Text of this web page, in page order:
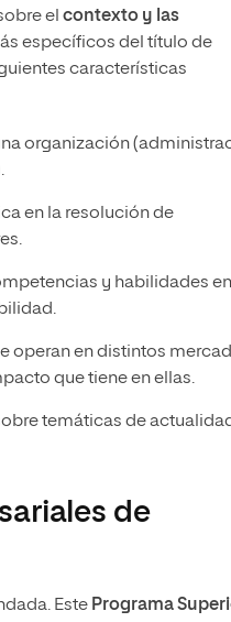
el contexto y las
específicos del título de
características
organización
en la resolución de
y habilidades en
operan en distintos
que tiene en ellas.
temáticas de
de
Este Programa